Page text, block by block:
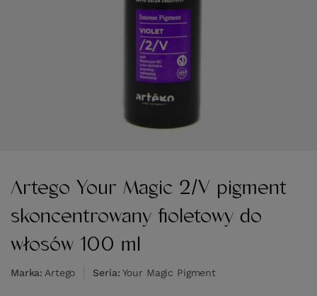
Artego Your Magic 2/V pigment
skoncentrowany fioletowy do
włosów 100 ml
Marka Artego Seria Your Magic Pigment